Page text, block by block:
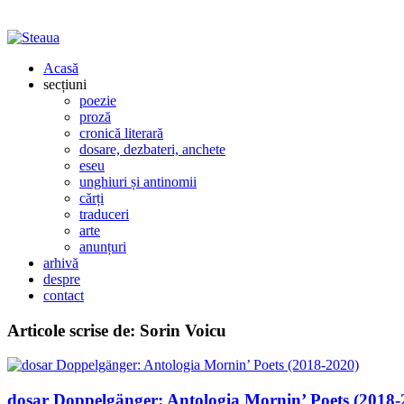
Acasă
secțiuni
poezie
proză
cronică literară
dosare, dezbateri, anchete
eseu
unghiuri și antinomii
cărți
traduceri
arte
anunțuri
arhivă
despre
contact
Articole scrise de: Sorin Voicu
dosar Doppelgänger: Antologia Mornin’ Poets (2018-